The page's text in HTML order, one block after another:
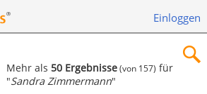
Einloggen
Mehr als 50 Ergebnisse (von 157) für
"Sandra Zimmermann"